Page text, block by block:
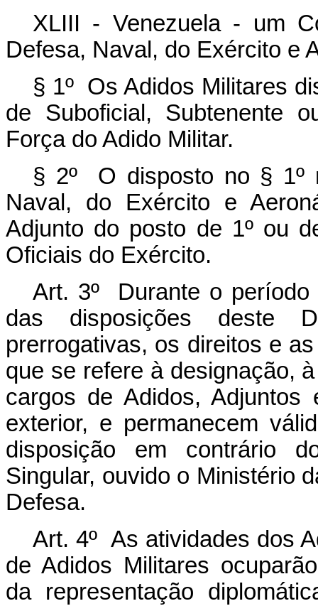
XLIII - Venezuela - um
Defesa, Naval, do Exército e
§ 1º Os Adidos Militares
de Suboficial, Subtenente
Força do Adido Militar.
§ 2º O disposto no § 1º
Naval, do Exército e
Adjunto do posto de 1º ou
Oficiais do Exército.
Art. 3º Durante o período
das disposições deste
prerrogativas, os direitos e
que se refere à designação,
cargos de Adidos,
exterior, e permanecem
disposição em contrário
Singular, ouvido o Ministério
Defesa.
Art. 4º As atividades dos
de Adidos Militares
da representação